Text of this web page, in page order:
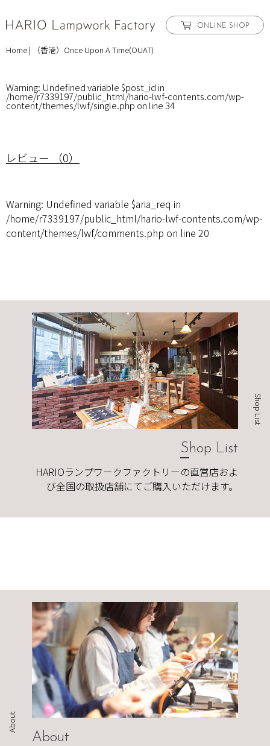
ONLINE SHOP
Home | （香港）Once Upon A Time(OUAT)
Warning: Undefined variable $post_id in
/home/r7339197/public_html/hario-lwf-contents.com/wp-
content/themes/lwf/single.php on line34
レビュー （0）
Warning: Undefined variable $aria_req in
/home/r7339197/public_html/hario-lwf-contents.com/wp-
content/themes/lwf/comments.php on line 20
Shop List
Shop List
HARIOランプワークファクトリーの直営店およ
び全国の取扱店舗にてご購入いただけます。
About
About